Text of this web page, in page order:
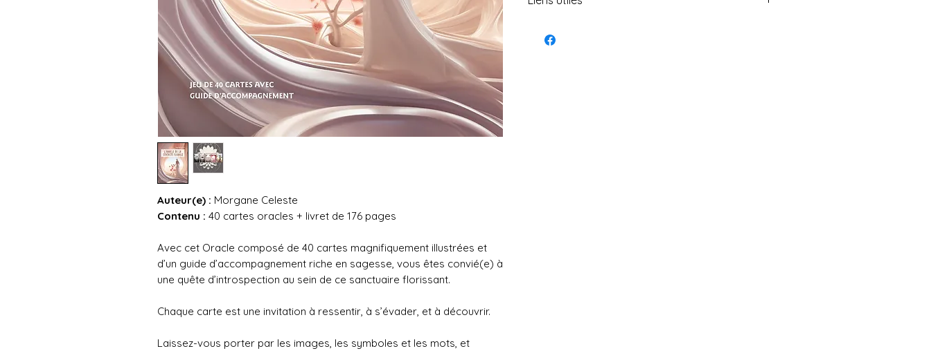
Auteur(e) : Morgane Celeste
Contenu : 40 cartes oracles + livret de 176 pages
Avec cet Oracle composé de 40 cartes magnifiquement illustrées et
d’un guide d’accompagnement riche en sagesse, vous êtes convié(e) à
une quête d’introspection au sein de ce sanctuaire florissant.
Chaque carte est une invitation à ressentir, à s’évader, et à découvrir.
Laissez-vous porter par les images, les symboles et les mots, et